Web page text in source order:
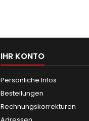
IHR KONTO
Persönliche Infos
Bestellungen
Rechnungskorrekturen